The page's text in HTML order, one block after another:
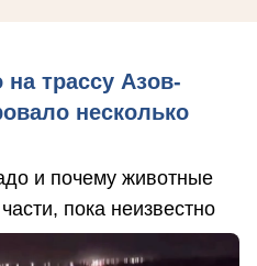
трассу Азов-
несколько
и почему животные
пока неизвестно